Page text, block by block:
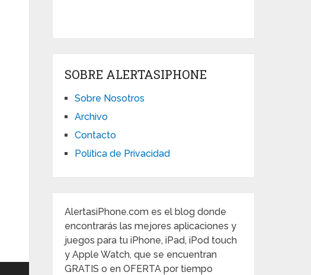
SOBRE ALERTASIPHONE
Sobre Nosotros
Archivo
Contacto
Política de Privacidad
AlertasiPhone.com es el blog donde
encontrarás las mejores aplicaciones y
juegos para tu iPhone, iPad, iPod touch
y Apple Watch, que se encuentran
GRATIS o en OFERTA por tiempo